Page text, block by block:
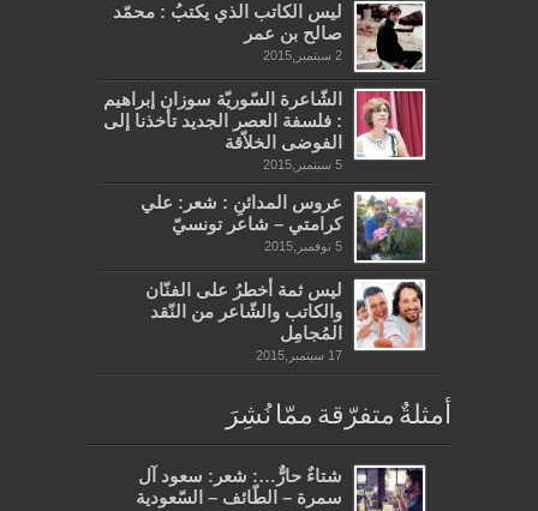
ليس الكاتب الذي يكتبُ : محمّد
صالح بن عمر
2 سبتمبر,2015
الشّاعرة السّوريّة سوزان إبراهيم
: فلسفة العصر الجديد تأخذنا إلى
الفوضى الخلاّقة
5 سبتمبر,2015
عروس المدائنِ : شعر: علي
كرامتي – شاعر تونسيّ
5 نوفمبر,2015
ليس ثمة أخطرُ على الفنّان
والكاتب والشّاعر من النّقد
المُجامِل
17 سبتمبر,2015
أمثلةٌ متفرّقة ممّا نُشِرَ
شتاءٌ حارٌّ…: شعر: سعود آل
سمرة – الطّائف – السّعودية